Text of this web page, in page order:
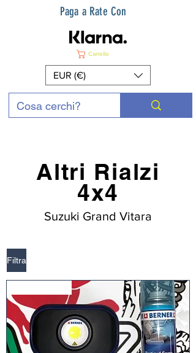
Paga a Rate Con
Carrello
EUR (€)
Altri Rialzi
4x4
Suzuki Grand Vitara
Filtra